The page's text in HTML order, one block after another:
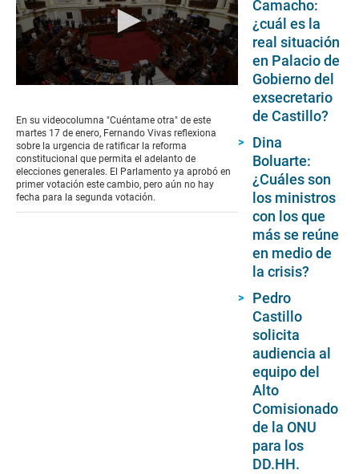
of
5
minutes,
29
seconds
En su videocolumna "Cuéntame otra" de este
martes 17 de enero, Fernando Vivas reflexiona
sobre la urgencia de ratificar la reforma
constitucional que permita el adelanto de
elecciones generales. El Parlamento ya aprobó en
primer votación este cambio, pero aún no hay
fecha para la segunda votación.
Camacho:
¿cuál es la
real situación
en Palacio de
Gobierno del
exsecretario
de Castillo?
Dina
Boluarte:
¿Cuáles son
los ministros
con los que
más se reúne
en medio de
la crisis?
Pedro
Castillo
solicita
audiencia al
equipo del
Alto
Comisionado
de la ONU
para los
DD.HH.